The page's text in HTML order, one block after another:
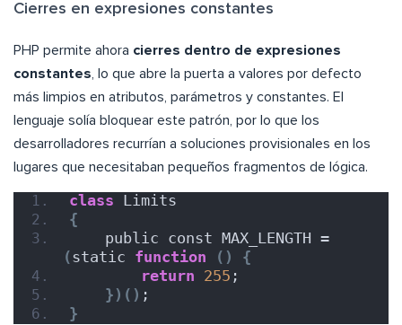
Cierres en expresiones constantes
PHP permite ahora cierres dentro de expresiones
constantes, lo que abre la puerta a valores por defecto
más limpios en atributos, parámetros y constantes. El
lenguaje solía bloquear este patrón, por lo que los
desarrolladores recurrían a soluciones provisionales en los
lugares que necesitaban pequeños fragmentos de lógica.
class Limits
{
(static function ()
{
return 255 ;
})() ;
}